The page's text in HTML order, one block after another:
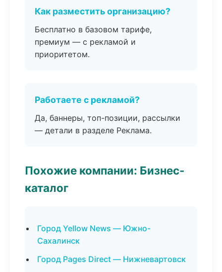
Как разместить организацию?
Бесплатно в базовом тарифе,
премиум — с рекламой и
приоритетом.
Работаете с рекламой?
Да, баннеры, топ-позиции, рассылки
— детали в разделе Реклама.
Похожие компании: Бизнес-
каталог
Город Yellow News — Южно-
Сахалинск
Город Pages Direct — Нижневартовск